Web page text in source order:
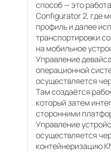
способ — это
Configurator 2, где
профиль и далее
транспортировки
на мобильное
Управление
операционной
осуществляется
Там создаётся
который затем
сторонними
Управление
осуществляется
контейнеризацию